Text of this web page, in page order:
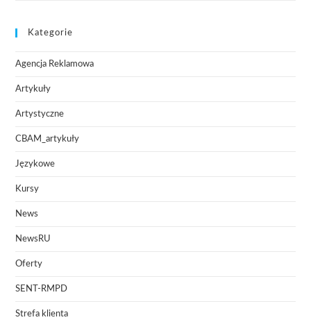
Kategorie
Agencja Reklamowa
Artykuły
Artystyczne
CBAM_artykuły
Językowe
Kursy
News
NewsRU
Oferty
SENT-RMPD
Strefa klienta